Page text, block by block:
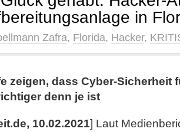
in
Zafra, Florida, Hacker,
zeigen, dass Cyber-Sicherheit
denn je ist
10.02.2021] Laut